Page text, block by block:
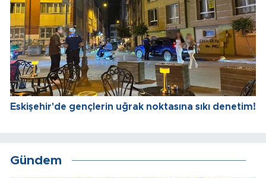
Eskişehir'de gençlerin uğrak noktasına sıkı denetim!
Gündem